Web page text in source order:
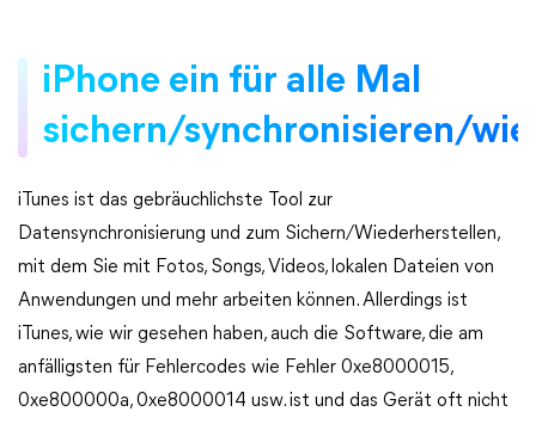
iPhone ein für alle Mal
sichern/synchronisieren/
iTunes ist das gebräuchlichste Tool zur
Datensynchronisierung und zum Sichern/Wiederherstellen,
mit dem Sie mit Fotos, Songs, Videos, lokalen Dateien von
Anwendungen und mehr arbeiten können. Allerdings ist
iTunes, wie wir gesehen haben, auch die Software, die am
anfälligsten für Fehlercodes wie Fehler 0xe8000015,
0xe800000a, 0xe8000014 usw. ist und das Gerät oft nicht